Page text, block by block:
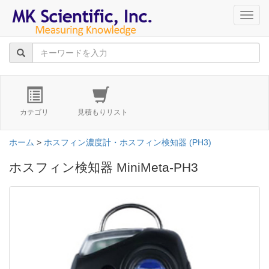
カテゴリ 見積もりリスト
ホーム > ホスフィン濃度計・ホスフィン検知器 (PH3)
ホスフィン検知器 MiniMeta-PH3